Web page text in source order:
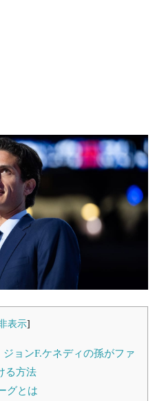
表示]
ョンF.ケネディの孫がファ
る方法
グとは